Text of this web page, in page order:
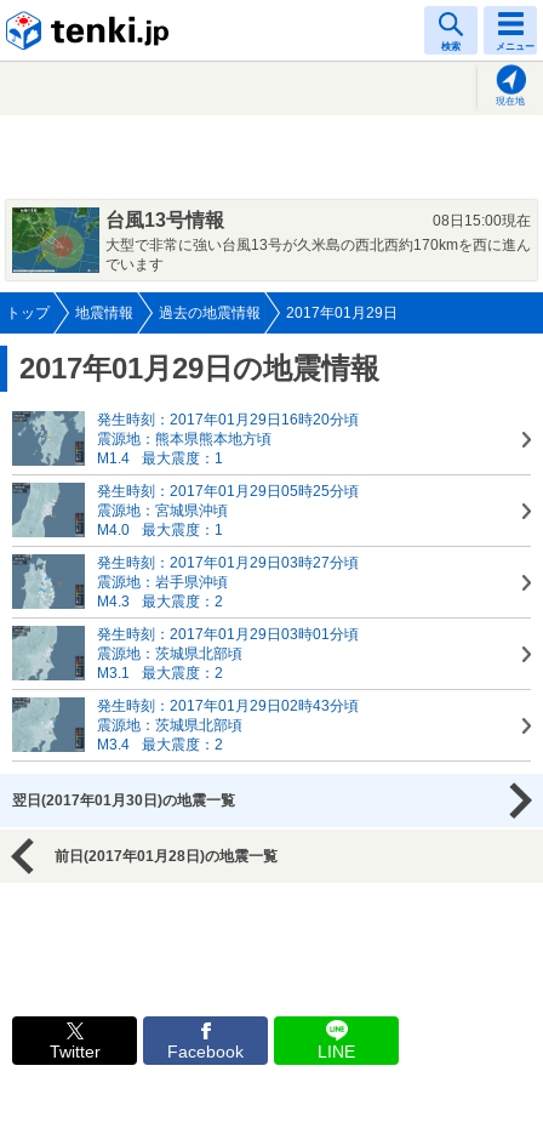
検索 メニュー
現在地
台風13号情報
08日15:00現在
大型で非常に強い台風13号が久米島の西北西約170kmを西に進ん
でいます
トップ 地震情報 過去の地震情報 2017年01月29日
2017年01月29日の地震情報
発生時刻：2017年01月29日16時20分頃
震源地：熊本県熊本地方頃
M1.4
最大震度：1
発生時刻：2017年01月29日05時25分頃
震源地：宮城県沖頃
M4.0
最大震度：1
発生時刻：2017年01月29日03時27分頃
震源地：岩手県沖頃
M4.3
最大震度：2
発生時刻：2017年01月29日03時01分頃
震源地：茨城県北部頃
M3.1
最大震度：2
発生時刻：2017年01月29日02時43分頃
震源地：茨城県北部頃
M3.4
最大震度：2
翌日(2017年01月30日)の地震一覧
前日(2017年01月28日)の地震一覧
Twitter Facebook LINE